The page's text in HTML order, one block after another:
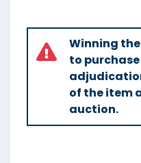
Winning
to
of the item
auction.